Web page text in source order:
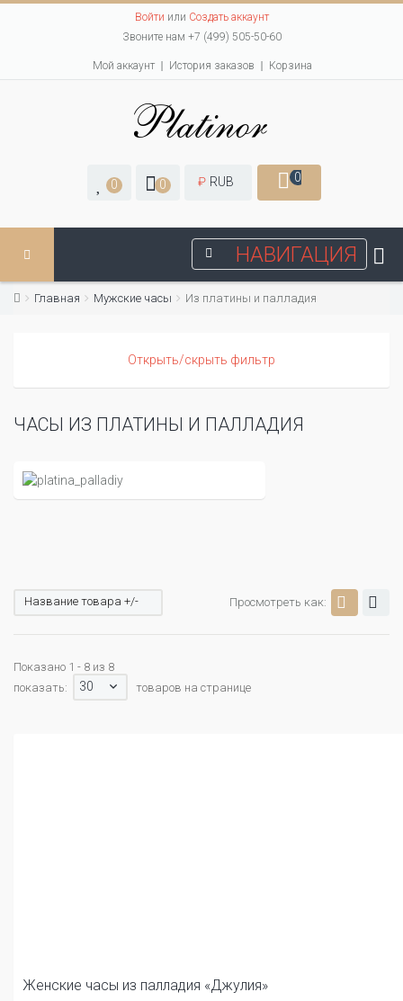
Войти или Создать аккаунт
Звоните нам +7 (499) 505-50-60
Мой аккаунт История заказов Корзина
0 0 ₽ RUB 0
НАВИГАЦИЯ
Главная Мужские часы Из платины и палладия
Открыть/скрыть фильтр
ЧАСЫ ИЗ ПЛАТИНЫ И ПАЛЛАДИЯ
Просмотреть как:
Название товара +/-
Показано 1 - 8 из 8
показать:
30 товаров на странице
Женские часы из палладия «Джулия»